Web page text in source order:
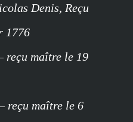
Denis, Reçu
1776
reçu maître le 19
reçu maître le 6